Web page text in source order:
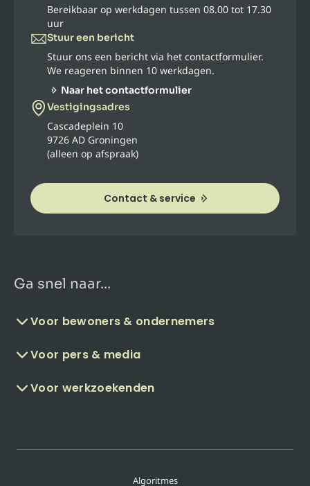
Bereikbaar op werkdagen tussen 08.00 tot 17.30
uur
Stuur een bericht
Stuur ons een bericht via het contactformulier.
We reageren binnen 10 werkdagen.
Naar het contactformulier
Vestigingsadres
Cascadeplein 10
9726 AD Groningen
(alleen op afspraak)
Contact & service
Ga snel naar...
Voor bewoners & ondernemers
Voor pers & media
Voor werkzoekenden
Algoritmes